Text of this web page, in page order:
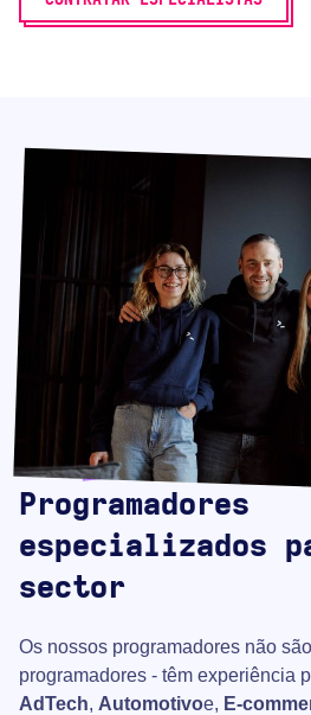
Programadores
especializados
sector
Os nossos programadores não
programadores - têm experiência
AdTech, Automotivoe, E-